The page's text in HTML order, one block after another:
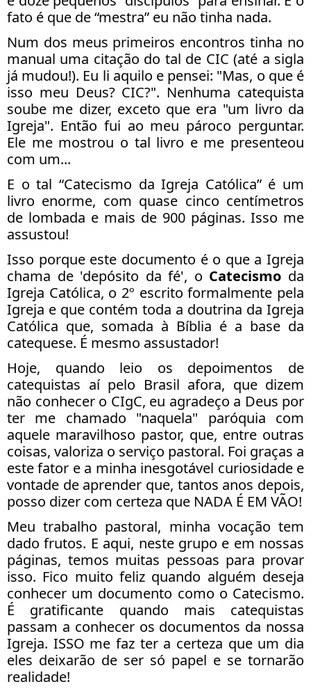
fato é que de “mestra” eu não tinha nada.
Num dos meus primeiros encontros tinha no
manual uma citação do tal de CIC (até a sigla
já mudou!). Eu li aquilo e pensei: "Mas, o que é
isso meu Deus? CIC?". Nenhuma catequista
soube me dizer, exceto que era "um livro da
Igreja". Então fui ao meu pároco perguntar.
Ele me mostrou o tal livro e me presenteou
com um...
E o tal “Catecismo da Igreja Católica” é um
livro enorme, com quase cinco centímetros
de lombada e mais de 900 páginas. Isso me
assustou!
Isso porque este documento é o que a Igreja
chama de 'depósito da fé', o Catecismo da
Igreja Católica, o 2º escrito formalmente pela
Igreja e que contém toda a doutrina da Igreja
Católica que, somada à Bíblia é a base da
catequese. É mesmo assustador!
Hoje, quando leio os depoimentos de
catequistas aí pelo Brasil afora, que dizem
não conhecer o CIgC, eu agradeço a Deus por
ter me chamado "naquela" paróquia com
aquele maravilhoso pastor, que, entre outras
coisas, valoriza o serviço pastoral. Foi graças a
este fator e a minha inesgotável curiosidade e
vontade de aprender que, tantos anos depois,
posso dizer com certeza que NADA É EM VÃO!
Meu trabalho pastoral, minha vocação tem
dado frutos. E aqui, neste grupo e em nossas
páginas, temos muitas pessoas para provar
isso. Fico muito feliz quando alguém deseja
conhecer um documento como o Catecismo.
É gratificante quando mais catequistas
passam a conhecer os documentos da nossa
Igreja. ISSO me faz ter a certeza que um dia
eles deixarão de ser só papel e se tornarão
realidade!